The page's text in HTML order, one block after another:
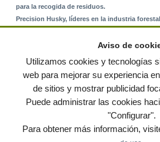
para la recogida de residuos.
Precision Husky, líderes en la industria forestal
© residuos.com - Todos los derechos
Condiciones de uso|Contacto |Editores|Mapa
tus anuncios gratis!
Aviso de
Utilizamos cookies y tecnologías
web para mejorar su experiencia
de sitios y mostrar publicidad
Puede administrar las cookies
"Configurar".
Para obtener más información,